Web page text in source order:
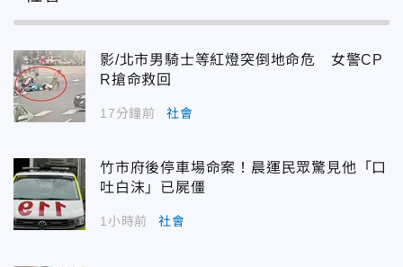
影/北市男騎士等紅燈突倒地命危 女警CP
R搶命救回
17分鐘前 社會
竹市府後停車場命案！晨運民眾驚見他「口
吐白沫」已屍僵
1小時前 社會